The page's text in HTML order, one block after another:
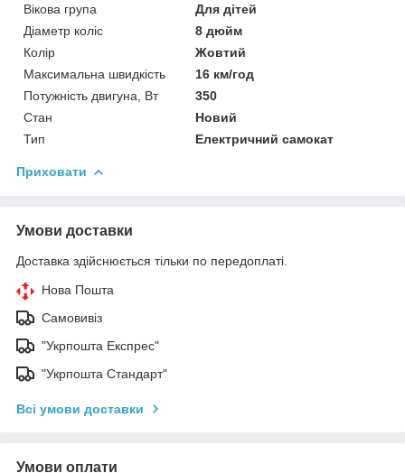
Вікова група
Для дітей
Діаметр коліс
8 дюйм
Колір
Жовтий
Максимальна швидкість
16 км/год
Потужність двигуна, Вт
350
Стан
Новий
Тип
Електричний самокат
Приховати
Умови доставки
Доставка здійснюється тільки по передоплаті.
Нова Пошта
Самовивіз
"Укрпошта Експрес"
"Укрпошта Стандарт"
Всі умови доставки
Умови оплати